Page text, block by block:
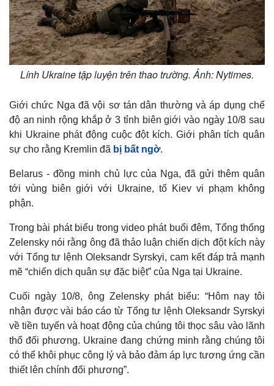
Lính Ukraine tập luyện trên thao trường. Ảnh: Nytimes.
Giới chức Nga đã vội sơ tán dân thường và áp dụng chế
độ an ninh rộng khắp ở 3 tỉnh biên giới vào ngày 10/8 sau
khi Ukraine phát động cuộc đột kích. Giới phân tích quân
sự cho rằng Kremlin đã bị bất ngờ.
Belarus - đồng minh chủ lực của Nga, đã gửi thêm quân
tới vùng biên giới với Ukraine, tố Kiev vi phạm không
phận.
Trong bài phát biểu trong video phát buổi đêm, Tổng thống
Zelensky nói rằng ông đã thảo luận chiến dịch đột kích này
với Tổng tư lệnh Oleksandr Syrskyi, cam kết đáp trả mạnh
mẽ “chiến dịch quân sự đặc biệt” của Nga tại Ukraine.
Cuối ngày 10/8, ông Zelensky phát biểu: “Hôm nay tôi
nhận được vài báo cáo từ Tổng tư lệnh Oleksandr Syrskyi
về tiền tuyến và hoạt động của chúng tôi thọc sâu vào lãnh
thổ đối phương. Ukraine đang chứng minh rằng chúng tôi
có thể khôi phục công lý và bảo đảm áp lực tương ứng cần
thiết lên chính đối phương”.